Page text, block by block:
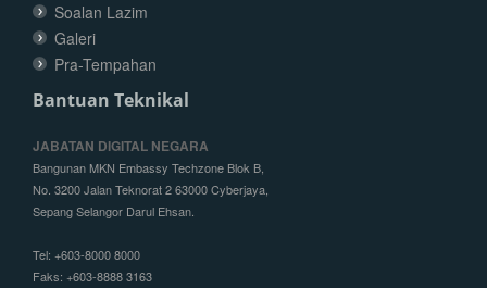
Soalan Lazim
Galeri
Pra-Tempahan
Bantuan Teknikal
JABATAN DIGITAL NEGARA
Bangunan MKN Embassy Techzone Blok B,
No. 3200 Jalan Teknorat 2 63000 Cyberjaya,
Sepang Selangor Darul Ehsan.
Tel: +603-8000 8000
Faks: +603-8888 3163